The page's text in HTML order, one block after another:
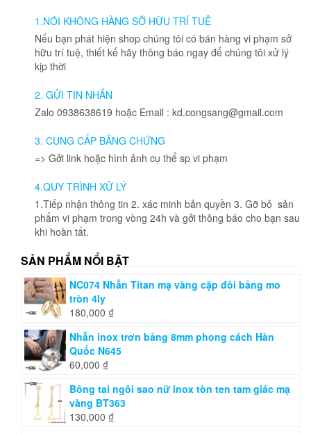
biến
thể.
Các
thể
phẩm
1.NÓI KHÔNG HÀNG SỠ HỮU TRÍ TUỆ
Nếu bạn phát hiện shop chúng tôi có bán hàng vi phạm sở
hữu trí tuệ, thiết kế hãy thông báo ngay để chúng tôi xử lý
kịp thời
2. GỬI TIN NHẮN
Zalo 0938638619 hoặc Email : kd.congsang@gmail.com
3. CUNG CẤP BẰNG CHỨNG
=> Gởi link hoặc hình ảnh cụ thể sp vi phạm
4.QUY TRÌNH XỬ LÝ
1.Tiếp nhận thông tin 2. xác minh bản quyền 3. Gỡ bỏ sản
phẩm vi phạm trong vòng 24h và gởi thông báo cho bạn sau
khi hoàn tất.
SẢN PHẨM NỔI BẬT
NC074 Nhẫn Titan mạ vàng cặp đôi bảng mo
tròn 4ly
180,000 ₫
Nhẫn inox trơn bảng 8mm phong cách Hàn
Quốc N645
60,000 ₫
Bông tai ngôi sao nữ inox tòn ten tam giác mạ
vàng BT363
130,000 ₫